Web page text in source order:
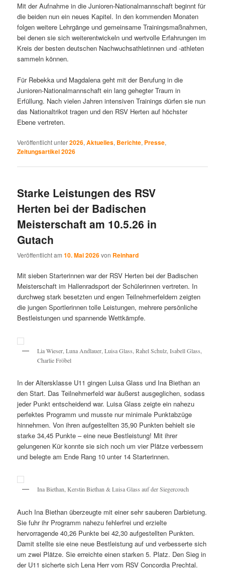
Mit der Aufnahme in die Junioren-Nationalmannschaft beginnt für
die beiden nun ein neues Kapitel. In den kommenden Monaten
folgen weitere Lehrgänge und gemeinsame Trainingsmaßnahmen,
bei denen sie sich weiterentwickeln und wertvolle Erfahrungen im
Kreis der besten deutschen Nachwuchsathletinnen und -athleten
sammeln können.
Für Rebekka und Magdalena geht mit der Berufung in die
Junioren-Nationalmannschaft ein lang gehegter Traum in
Erfüllung. Nach vielen Jahren intensiven Trainings dürfen sie nun
das Nationaltrikot tragen und den RSV Herten auf höchster
Ebene vertreten.
Veröffentlicht unter2026,Aktuelles, Berichte, Presse,
Zeitungsartikel 2026
Starke Leistungen des RSV
Herten bei der Badischen
Meisterschaft am 10.5.26 in
Gutach
Veröffentlicht am10. Mai 2026von Reinhard
Mit sieben Starterinnen war der RSV Herten bei der Badischen
Meisterschaft im Hallenradsport der Schülerinnen vertreten. In
durchweg stark besetzten und engen Teilnehmerfeldern zeigten
die jungen Sportlerinnen tolle Leistungen, mehrere persönliche
Bestleistungen und spannende Wettkämpfe.
Lia Wieser, Luna Andlauer, Luisa Glass, Rahel Schulz, Isabell Glass,
Charlie Fröbel
In der Altersklasse U11 gingen Luisa Glass und Ina Biethan an
den Start. Das Teilnehmerfeld war äußerst ausgeglichen, sodass
jeder Punkt entscheidend war. Luisa Glass zeigte ein nahezu
perfektes Programm und musste nur minimale Punktabzüge
hinnehmen. Von ihren aufgestellten 35,90 Punkten behielt sie
starke 34,45 Punkte – eine neue Bestleistung! Mit ihrer
gelungenen Kür konnte sie sich noch um vier Plätze verbessern
und belegte am Ende Rang 10 unter 14 Starterinnen.
Ina Biethan, Kerstin Biethan & Luisa Glass auf der Siegercouch
Auch Ina Biethan überzeugte mit einer sehr sauberen Darbietung.
Sie fuhr ihr Programm nahezu fehlerfrei und erzielte
hervorragende 40,26 Punkte bei 42,30 aufgestellten Punkten.
Damit stellte sie eine neue Bestleistung auf und verbesserte sich
um zwei Plätze. Sie erreichte einen starken 5. Platz. Den Sieg in
der U11 sicherte sich Lena Herr vom RSV Concordia Prechtal.